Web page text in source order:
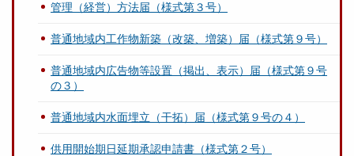
管理（経営）方法届（様式第３号）
普通地域内工作物新築（改築、増築）届（様式第９号）
普通地域内広告物等設置（掲出、表示）届（様式第９号
の３）
普通地域内水面埋立（干拓）届（様式第９号の４）
供用開始期日延期承認申請書（様式第２号）